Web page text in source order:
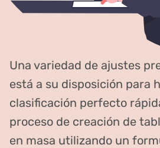
Una variedad de ajustes
está a su disposición para
clasificación perfecto
proceso de creación de
en masa utilizando un